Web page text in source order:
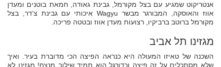
אנטריקוט שמגיע עם בצל מקורמל, גבינת גאודה, חמאת בוטנים ומעדן
אווז והאוסקה, המבורגר מבשר Wagyu איכותי עם גבינת צ’דר, בצל
מקורמל ברוטב ברביקיו, רצועות מעדן אווז ובטטה פריכה.
מגזינו תל אביב
השכנה של טאיזו המעולה היא כנראה הפיצה הכי מדוברת בעיר. ואיך
שלא מסתכלים על זה פיצה וכדורגל הוא תמיד שילוב מנצח! מגזינו לא